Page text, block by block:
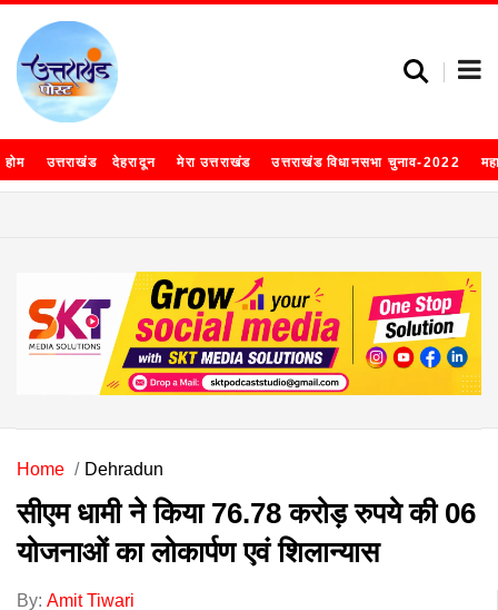
होम उत्तराखंड देहरादून मेरा उत्तराखंड उत्तराखंड विधानसभा चुनाव-2022
Home Dehradun
सीएम धामी ने किया 76.78 करोड़ रुपये की 06
योजनाओं का लोकार्पण एवं शिलान्यास
By: Amit Tiwari